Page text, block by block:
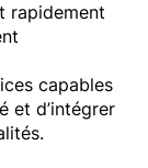
rapidement
capables
et d’intégrer